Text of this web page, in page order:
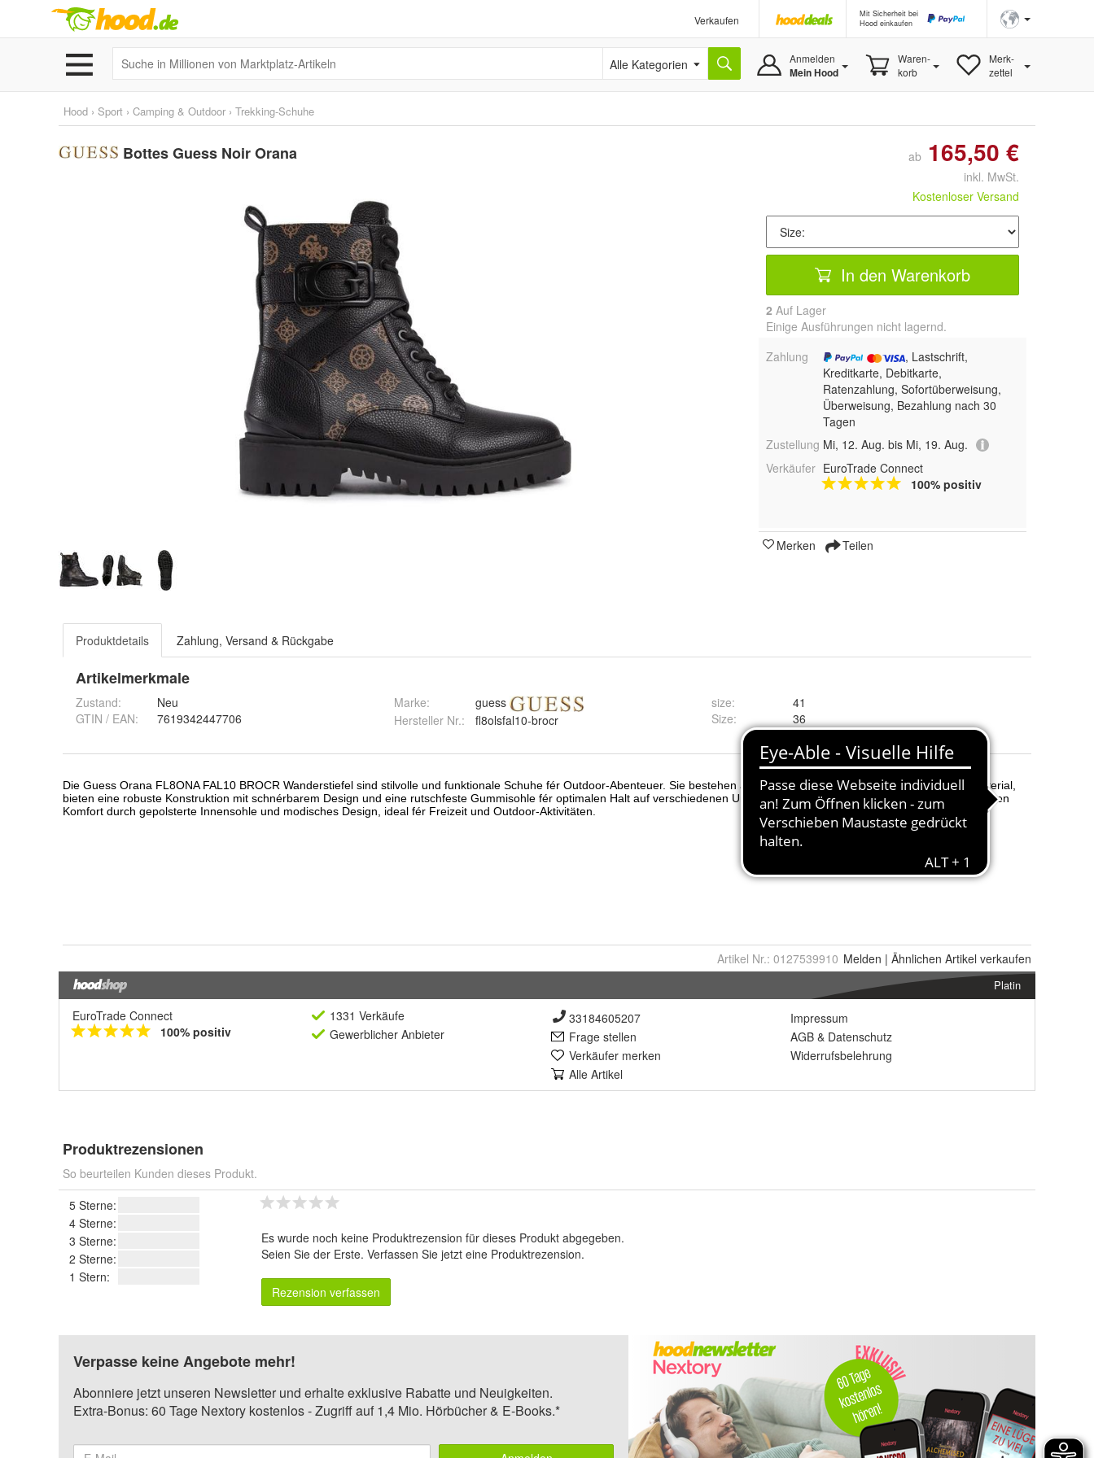
Verkaufen
Mit Sicherheit bei
Hood einkaufen
Alle Kategorien Anmelden
Mein Hood
Waren-
korb
Merk-
zettel
Hood › Sport › Camping & Outdoor › Trekking-Schuhe
Bottes Guess Noir Orana ab 165,50 €
inkl. MwSt.
Kostenloser Versand
In den Warenkorb
2 Auf Lager
Einige Ausführungen nicht lagernd.
Zahlung
, Lastschrift,
Kreditkarte, Debitkarte,
Ratenzahlung, Sofortüberweisung,
Überweisung, Bezahlung nach 30
Tagen
Zustellung Mi, 12. Aug. bis Mi, 19. Aug.
Verkäufer EuroTrade Connect
100% positiv
Merken Teilen
Produktdetails Zahlung, Versand & Rückgabe
Artikelmerkmale
Zustand:
Neu
GTIN / EAN:
7619342447706
Marke:
guess
Hersteller Nr.:
fl8olsfal10-brocr
size:
41
Size: 36
Artikel Nr.: 0127539910 Melden | Ähnlichen Artikel verkaufen
Platin
EuroTrade Connect
100% positiv
1331 Verkäufe
Gewerblicher Anbieter
33184605207
Frage stellen
Verkäufer merken
Alle Artikel
Impressum
AGB & Datenschutz
Widerrufsbelehrung
Produktrezensionen
So beurteilen Kunden dieses Produkt.
5 Sterne:
4 Sterne:
3 Sterne:
2 Sterne:
1 Stern:
Es wurde noch keine Produktrezension für dieses Produkt abgegeben.
Seien Sie der Erste. Verfassen Sie jetzt eine Produktrezension.
Rezension verfassen
Verpasse keine Angebote mehr!
Abonniere jetzt unseren Newsletter und erhalte exklusive Rabatte und Neuigkeiten.
Extra-Bonus: 60 Tage Nextory kostenlos - Zugriff auf 1,4 Mio. Hörbücher & E-Books.*